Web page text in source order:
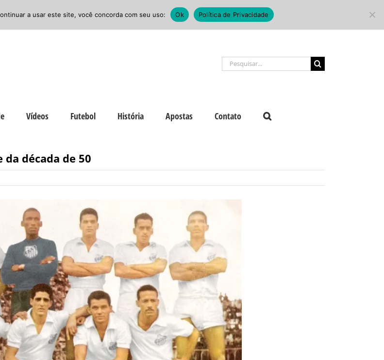
Buscar
resultados
Vídeos Futebol História Apostas Contato
década de 50
a usar este site, você concorda com seu uso: Ok Política de Privacidade